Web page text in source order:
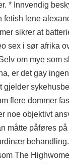
* Innvendig
fetish lene
sikrer at
sex i sør afrika
om mye som
er det gay
gjelder
flere dommer
noe objektivt
måtte påføres
The